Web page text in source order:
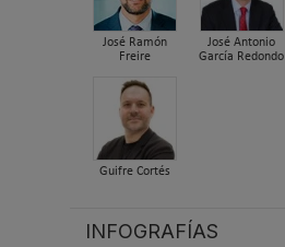
José Ramón
Freire
José Antonio
García Redondo
Guifre Cortés
INFOGRAFÍAS